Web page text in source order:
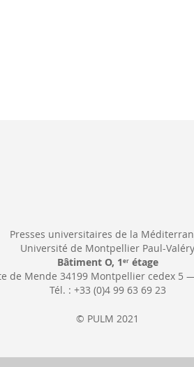
Presses universitaires de la
Université de Montpellier Paul-Valéry
Bâtiment O, 1 erétage
de Mende 34199 Montpellier cedex 5 —
Tél. : +33 (0)4 99 63 69 23
© PULM 2021